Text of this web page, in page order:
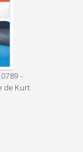
-
de Kurt